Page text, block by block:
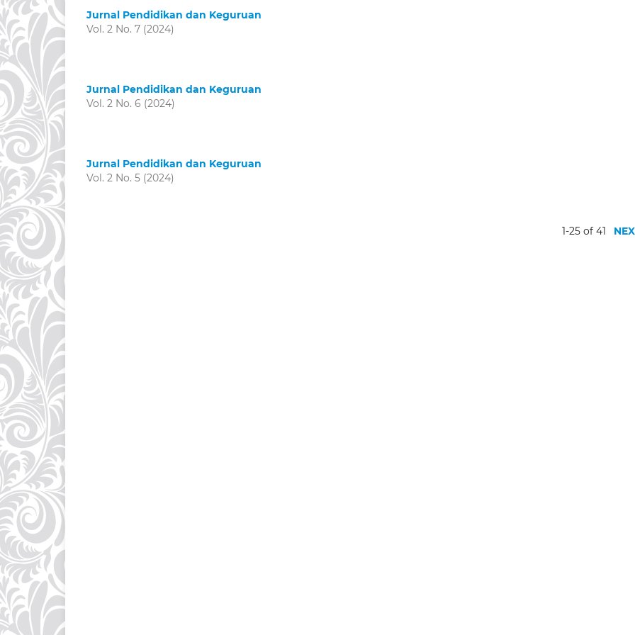
Jurnal Pendidikan dan Keguruan
Vol. 2 No. 7 (2024)
Jurnal Pendidikan dan Keguruan
Vol. 2 No. 6 (2024)
Jurnal Pendidikan dan Keguruan
Vol. 2 No. 5 (2024)
1-25 of 41